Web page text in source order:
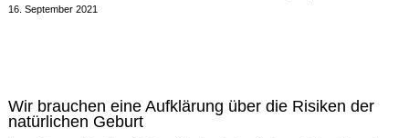
16. September 2021
Wir brauchen eine Aufklärung über die Risiken der
natürlichen Geburt